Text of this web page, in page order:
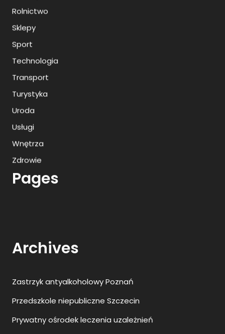
Rolnictwo
Sklepy
Sport
Technologia
Transport
Turystyka
Uroda
Usługi
Wnętrza
Zdrowie
Pages
Zastrzyk antyalkoholowy Poznań
Prywatny ośrodek leczenia uzależnień
Zamknięty ośrodek leczenia uzależnień Warszawa
Najlepsze animacje dla dzieci